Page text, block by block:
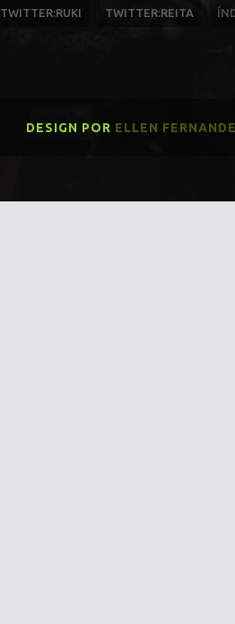
TWITTER:RUKI TWITTER:REITA
DESIGN POR ELLEN